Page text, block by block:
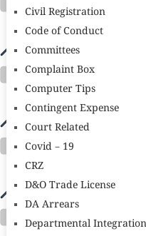
Civil Registration
Code of Conduct
Committees
Complaint Box
Computer Tips
Contingent Expense
Court Related
Covid – 19
CRZ
D&O Trade License
DA Arrears
Departmental Integration